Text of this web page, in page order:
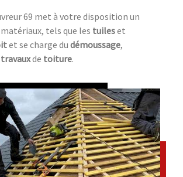
69 met à votre disposition un
tels que les tuileset
et se charge du démoussage,
travauxde toiture.